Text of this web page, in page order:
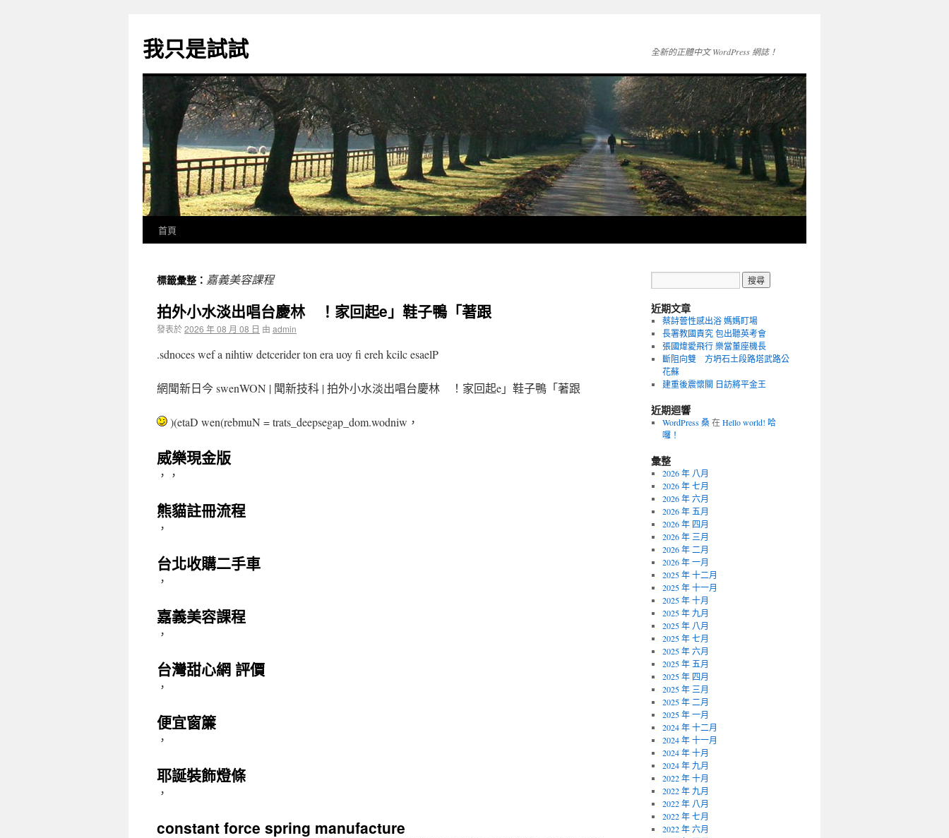
我只是試試 全新的正體中文 WordPress 網誌！
首頁
標籤彙整： 嘉義美容課程
拍外小水淡出唱台慶林 ！家回起e」鞋子鴨「著跟
發表於2026 年 08 月 08 日 由 admin
.sdnoces wef a nihtiw detcerider ton era uoy fi ereh kcilc esaelP
網聞新日今 swenWON | 聞新技科 | 拍外小水淡出唱台慶林 ！家回起e」鞋子鴨「著跟
)(etaD wen(rebmuN = trats_deepsegap_dom.wodniw，
威樂現金版
，，
熊貓註冊流程
，
台北收購二手車
，
嘉義美容課程
，
台灣甜心網 評價
，
便宜窗簾
，
耶誕裝飾燈條
，
constant force spring manufacture
近期文章
蔡詩蕓性感出浴 媽媽盯場
長署教國責究 包出聽英考會
張國煒愛飛行 樂當董座機長
斷阻向雙 方坍石土段路塔武路公
花蘇
建重後震懷關 日訪將平金王
近期迴響
WordPress 桑在Hello world! 哈
囉！
彙整
2026 年 八月
2026 年 七月
2026 年 六月
2026 年 五月
2026 年 四月
2026 年 三月
2026 年 二月
2026 年 一月
2025 年 十二月
2025 年 十一月
2025 年 十月
2025 年 九月
2025 年 八月
2025 年 七月
2025 年 六月
2025 年 五月
2025 年 四月
2025 年 三月
2025 年 二月
2025 年 一月
2024 年 十二月
2024 年 十一月
2024 年 十月
2024 年 九月
2022 年 十月
2022 年 九月
2022 年 八月
2022 年 七月
2022 年 六月